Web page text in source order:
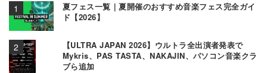
夏フェス一覧｜夏開催のおすすめ音楽フェス完全ガイ
ド【2026】
【ULTRA JAPAN 2026】ウルトラ全出演者発表で
Mykris、PAS TASTA、NAKAJIN、パソコン音楽クラ
ブら追加